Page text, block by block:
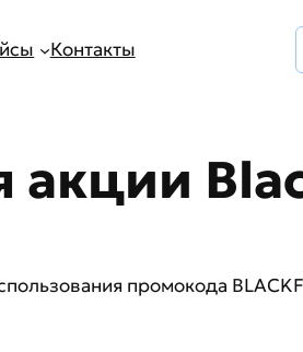
Контакты
акции
промокода